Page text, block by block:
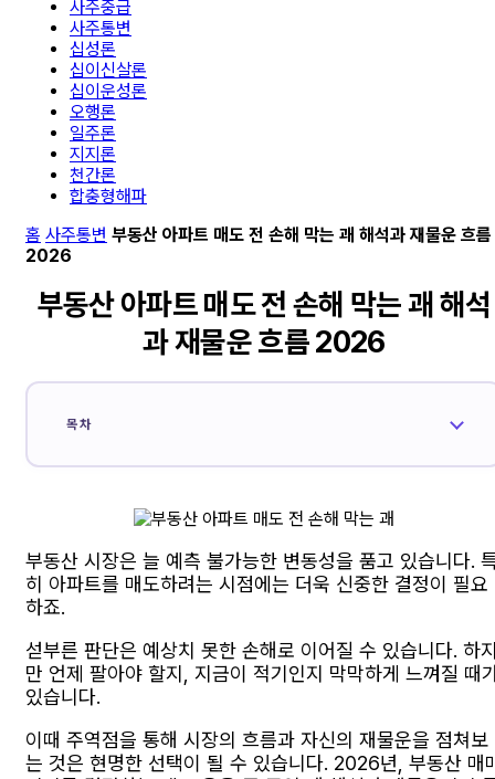
사주중급
사주통변
십성론
십이신살론
십이운성론
오행론
일주론
지지론
천간론
합충형해파
홈 사주통변 부동산 아파트 매도 전 손해 막는 괘 해석과 재물운 흐름
2026
부동산 아파트 매도 전 손해 막는 괘 해석
과 재물운 흐름 2026
목차
부동산 시장은 늘 예측 불가능한 변동성을 품고 있습니다.
히 아파트를 매도하려는 시점에는 더욱 신중한 결정이 필요
하죠.
섣부른 판단은 예상치 못한 손해로 이어질 수 있습니다. 하
만 언제 팔아야 할지, 지금이 적기인지 막막하게 느껴질 때
있습니다.
이때 주역점을 통해 시장의 흐름과 자신의 재물운을 점쳐보
는 것은 현명한 선택이 될 수 있습니다. 2026년, 부동산 매